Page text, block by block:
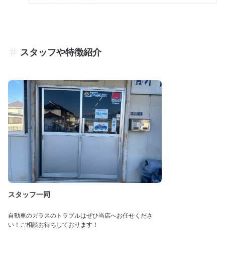
スタッフや特徴紹介
スタッフ一同
自動車のガラスのトラブルはぜひ当店へお任せくださ
い！ご相談お待ちしております！